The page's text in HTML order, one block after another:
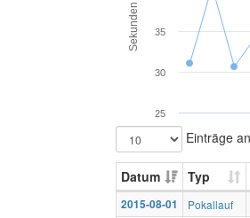
Sekunden
25
30
35
Einträge
Datum Typ
2015-08-01 Pokallauf